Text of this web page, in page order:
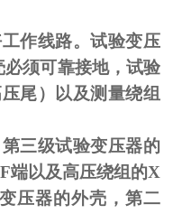
作线路。试验变压
须可靠接地，试验
尾）以及测量绕组
三级试验变压器的
F端以及高压绕组的X
压器的外壳，第二